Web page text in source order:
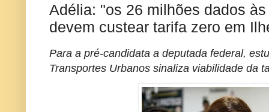
Adélia: "os 26 milhões dados
devem custear tarifa zero em
Para a pré-candidata a deputada federal,
Transportes Urbanos sinaliza viabilidade da